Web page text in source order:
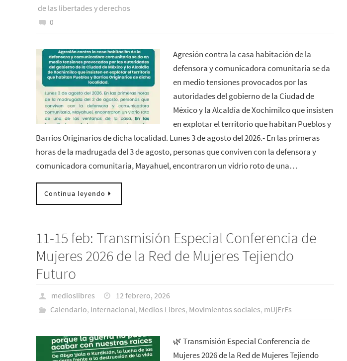
de las libertades y derechos
0
Agresión contra la casa habitación de la
defensora y comunicadora comunitaria se da
en medio tensiones provocados por las
autoridades del gobierno de la Ciudad de
México y la Alcaldía de Xochimilco que insisten
en explotar el territorio que habitan Pueblos y
Barrios Originarios de dicha localidad. Lunes 3 de agosto del 2026.- En las primeras
horas de la madrugada del 3 de agosto, personas que conviven con la defensora y
comunicadora comunitaria, Mayahuel, encontraron un vidrio roto de una…
Continua leyendo
11-15 feb: Transmisión Especial Conferencia de
Mujeres 2026 de la Red de Mujeres Tejiendo
Futuro
medioslibres
12 febrero, 2026
Calendario, Internacional, Medios Libres, Movimientos sociales, mUjErEs
🌿 Transmisión Especial Conferencia de
Mujeres 2026 de la Red de Mujeres Tejiendo